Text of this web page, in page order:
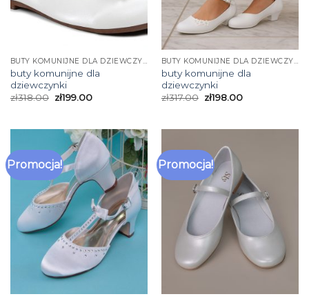
BUTY KOMUNIJNE DLA DZIEWCZYNKI
buty komunijne dla
dziewczynki
zł318.00 zł199.00
BUTY KOMUNIJNE DLA DZIEWCZYNKI
buty komunijne dla
dziewczynki
zł317.00 zł198.00
Promocja! Promocja!